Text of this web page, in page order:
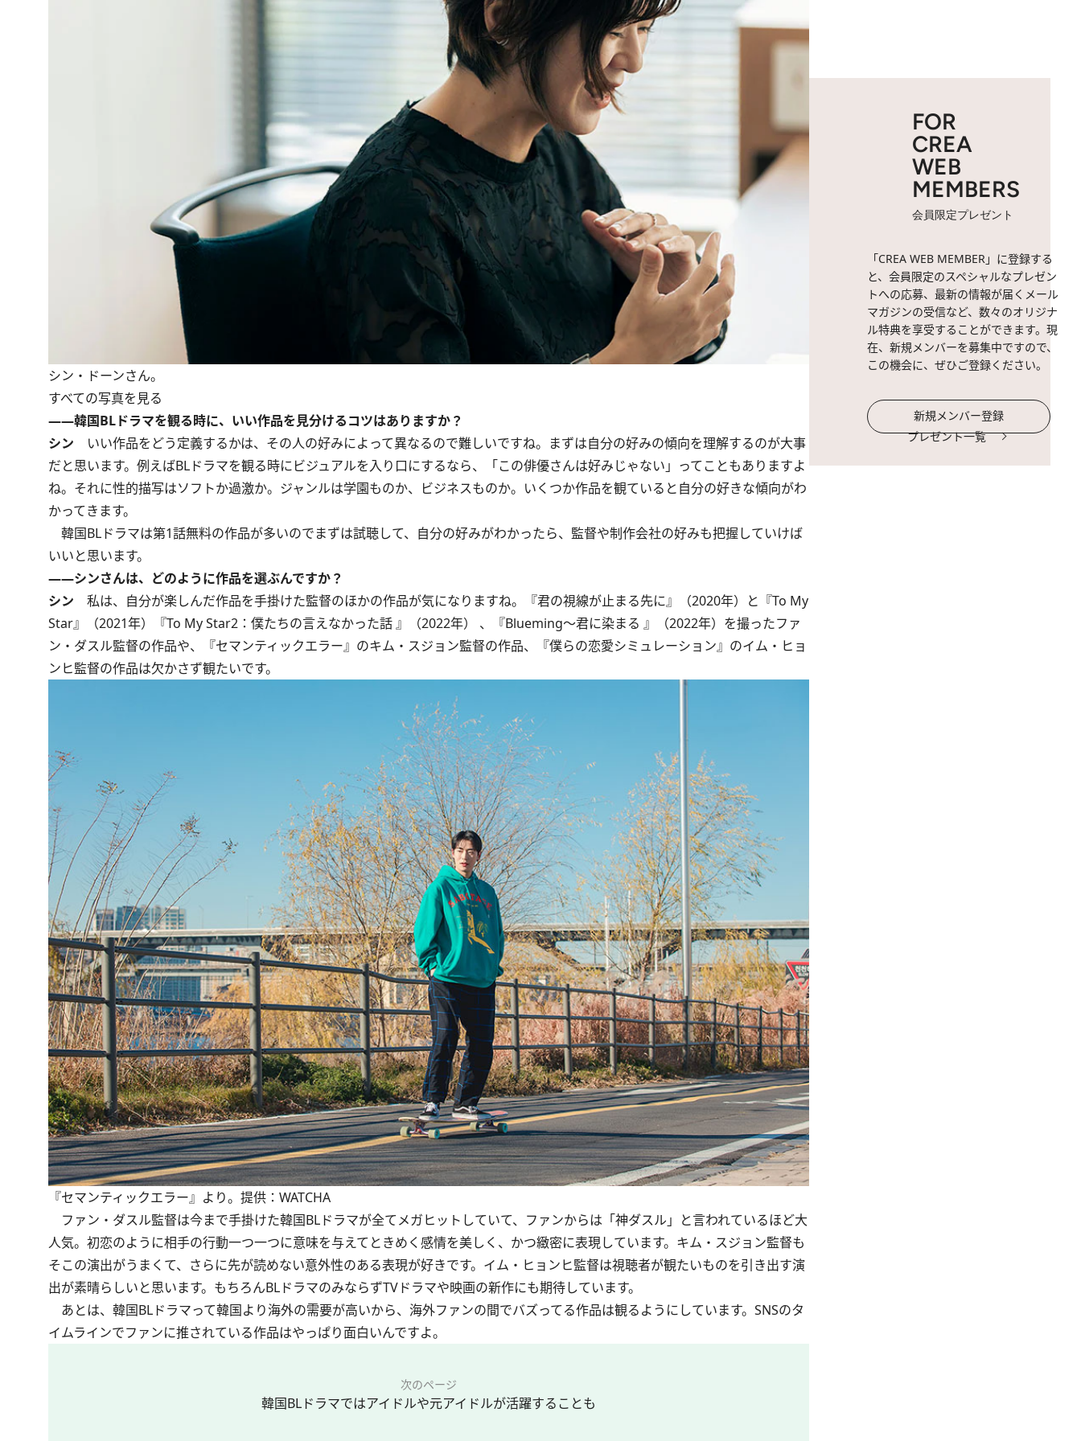
シン・ドーンさん。
すべての写真を見る
――韓国BLドラマを観る時に、いい作品を見分けるコツはありますか？
シン いい作品をどう定義するかは、その人の好みによって異なるので難しいですね。まずは自分の好みの傾向を理解するのが大事
だと思います。例えばBLドラマを観る時にビジュアルを入り口にするなら、「この俳優さんは好みじゃない」ってこともありますよ
ね。それに性的描写はソフトか過激か。ジャンルは学園ものか、ビジネスものか。いくつか作品を観ていると自分の好きな傾向がわ
かってきます。
韓国BLドラマは第1話無料の作品が多いのでまずは試聴して、自分の好みがわかったら、監督や制作会社の好みも把握していけば
いいと思います。
――シンさんは、どのように作品を選ぶんですか？
シン 私は、自分が楽しんだ作品を手掛けた監督のほかの作品が気になりますね。『君の視線が止まる先に』（2020年）と『To My
Star』（2021年）『To My Star2：僕たちの言えなかった話 』（2022年） 、『Blueming〜君に染まる 』（2022年）を撮ったファ
ン・ダスル監督の作品や、『セマンティックエラー』のキム・スジョン監督の作品、『僕らの恋愛シミュレーション』のイム・ヒョ
ンヒ監督の作品は欠かさず観たいです。
『セマンティックエラー』より。提供：WATCHA
ファン・ダスル監督は今まで手掛けた韓国BLドラマが全てメガヒットしていて、ファンからは「神ダスル」と言われているほど大
人気。初恋のように相手の行動一つ一つに意味を与えてときめく感情を美しく、かつ緻密に表現しています。キム・スジョン監督も
そこの演出がうまくて、さらに先が読めない意外性のある表現が好きです。イム・ヒョンヒ監督は視聴者が観たいものを引き出す演
出が素晴らしいと思います。もちろんBLドラマのみならずTVドラマや映画の新作にも期待しています。
あとは、韓国BLドラマって韓国より海外の需要が高いから、海外ファンの間でバズってる作品は観るようにしています。SNSのタ
イムラインでファンに推されている作品はやっぱり面白いんですよ。
次のページ
韓国BLドラマではアイドルや元アイドルが活躍することも
FOR
CREA
WEB
MEMBERS
会員限定プレゼント
「CREA WEB MEMBER」に登録する
と、会員限定のスペシャルなプレゼン
トへの応募、最新の情報が届くメール
マガジンの受信など、数々のオリジナ
ル特典を享受することができます。現
在、新規メンバーを募集中ですので、
この機会に、ぜひご登録ください。
新規メンバー登録
プレゼント一覧